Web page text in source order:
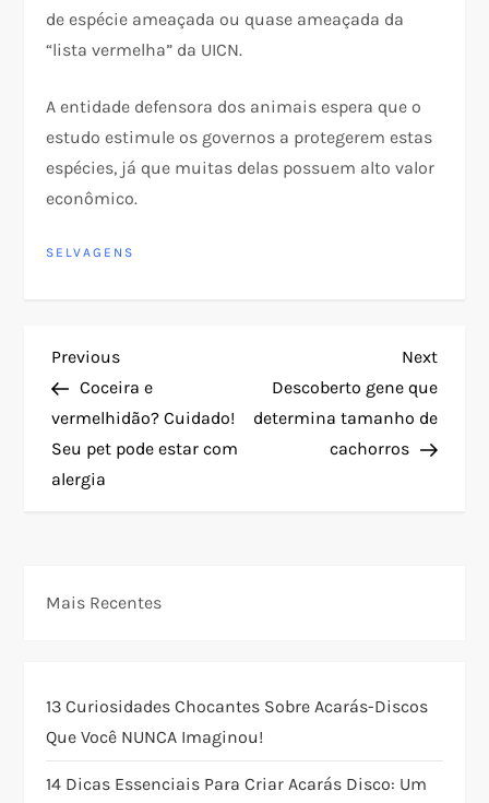
de espécie ameaçada ou quase ameaçada da
“lista vermelha” da UICN.
A entidade defensora dos animais espera que o
estudo estimule os governos a protegerem estas
espécies, já que muitas delas possuem alto valor
econômico.
SELVAGENS
N
a
v
a
ã
o
Previous
Post
Previous
Coceira e
vermelhidão? Cuidado!
Seu pet pode estar com
alergia
Next
Post
Next
Descoberto gene que
determina tamanho de
cachorros
Mais Recentes
13 Curiosidades Chocantes Sobre Acarás-Discos
Que Você NUNCA Imaginou!
14 Dicas Essenciais Para Criar Acarás Disco: Um